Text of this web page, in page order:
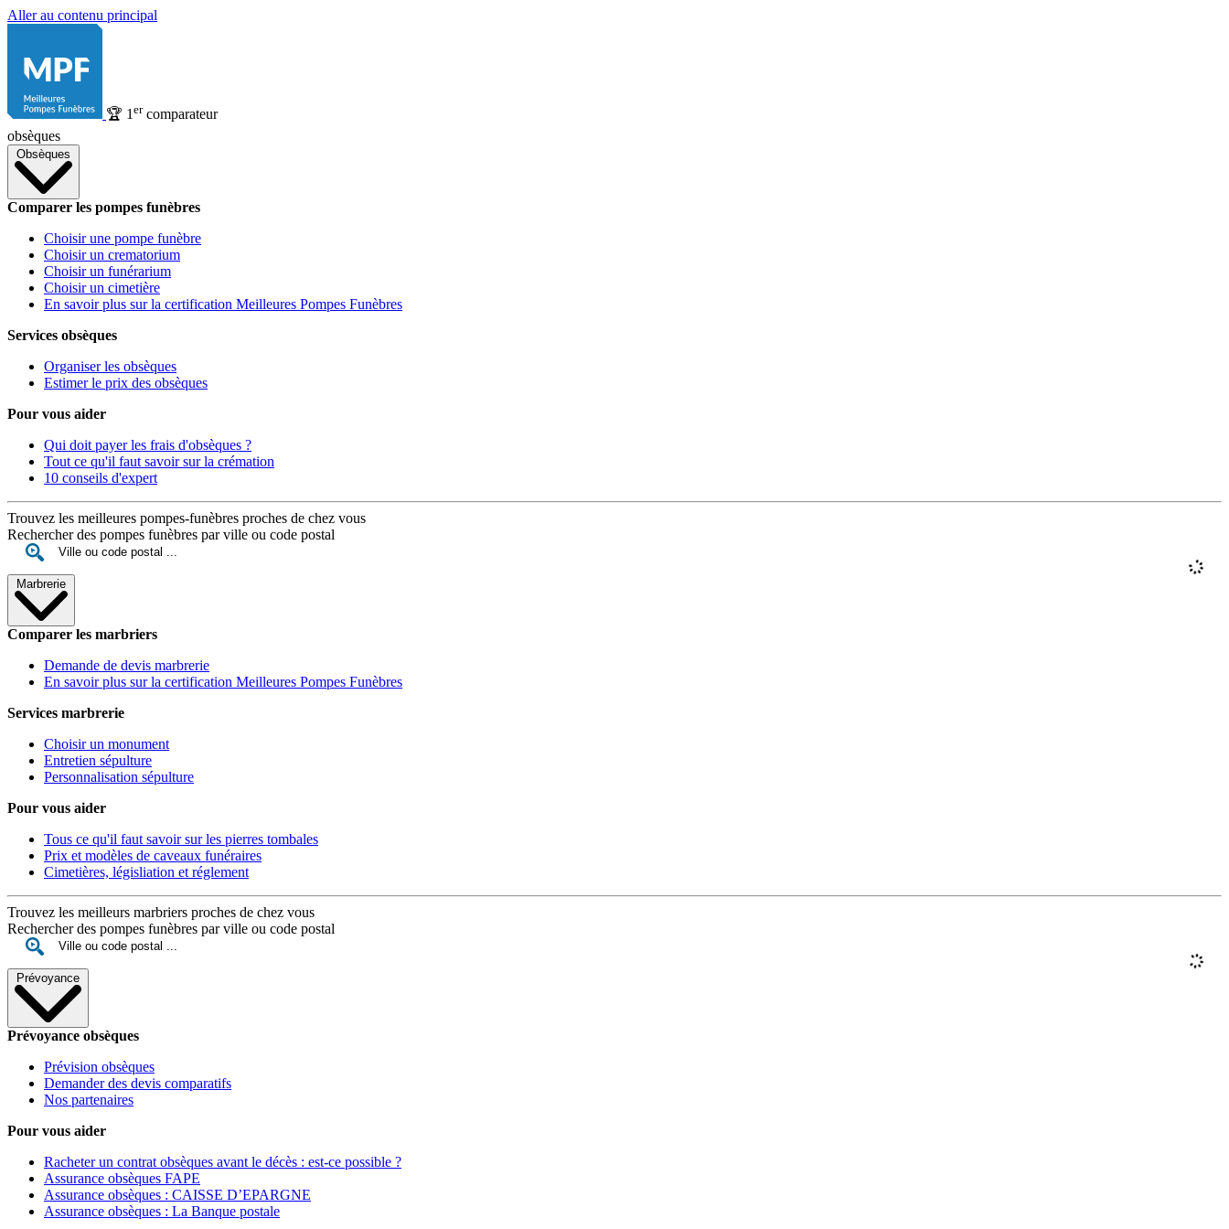
Aller au contenu principal
🏆 1 ercomparateur
obsèques
Obsèques
Comparer les pompes funèbres
Choisir une pompe funèbre
Choisir un crematorium
Choisir un funérarium
Choisir un cimetière
En savoir plus sur la certification Meilleures Pompes Funèbres
Services obsèques
Organiser les obsèques
Estimer le prix des obsèques
Pour vous aider
Qui doit payer les frais d'obsèques ?
Tout ce qu'il faut savoir sur la crémation
10 conseils d'expert
Trouvez les meilleures pompes-funèbres proches de chez vous
Rechercher des pompes funèbres par ville ou code postal
Marbrerie
Comparer les marbriers
Demande de devis marbrerie
En savoir plus sur la certification Meilleures Pompes Funèbres
Services marbrerie
Choisir un monument
Entretien sépulture
Personnalisation sépulture
Pour vous aider
Tous ce qu'il faut savoir sur les pierres tombales
Prix et modèles de caveaux funéraires
Cimetières, législiation et réglement
Trouvez les meilleurs marbriers proches de chez vous
Rechercher des pompes funèbres par ville ou code postal
Prévoyance
Prévoyance obsèques
Prévision obsèques
Demander des devis comparatifs
Nos partenaires
Pour vous aider
Racheter un contrat obsèques avant le décès : est-ce possible ?
Assurance obsèques FAPE
Assurance obsèques : CAISSE D’EPARGNE
Assurance obsèques : La Banque postale